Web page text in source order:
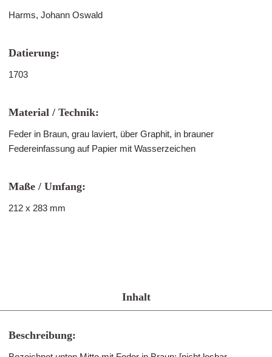
Harms, Johann Oswald
Datierung:
1703
Material / Technik:
Feder in Braun, grau laviert, über Graphit, in brauner
Federeinfassung auf Papier mit Wasserzeichen
Maße / Umfang:
212 x 283 mm
Inhalt
Beschreibung: